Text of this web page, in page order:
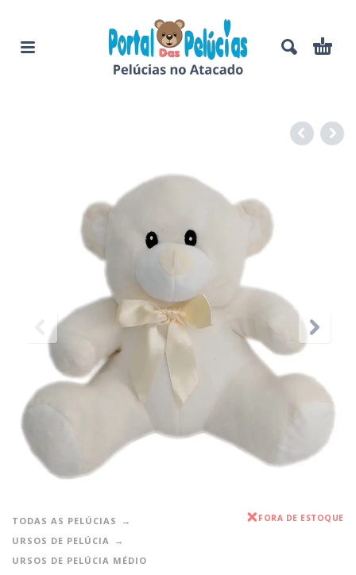
TODAS AS PELÚCIAS
URSOS DE PELÚCIA
URSOS DE PELÚCIA MÉDIO
FORA DE ESTOQUE